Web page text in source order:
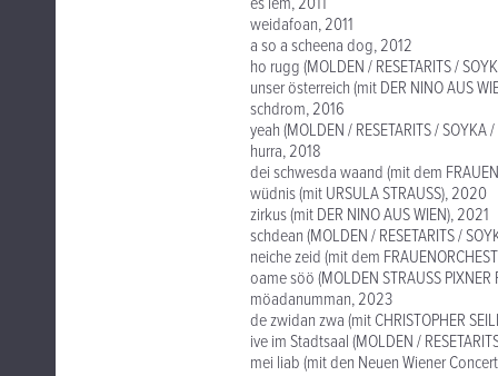
weidafoan, 2011
a so a scheena dog, 2012
ho rugg (MOLDEN / RESETARITS /
unser österreich (mit DER NINO AUS
schdrom, 2016
yeah (MOLDEN / RESETARITS / SOYKA
hurra, 2018
dei schwesda waand (mit dem
wüdnis (mit URSULA STRAUSS), 2020
zirkus (mit DER NINO AUS WIEN), 2021
schdean (MOLDEN / RESETARITS /
neiche zeid (mit dem
oame söö (MOLDEN STRAUSS
möadanumman, 2023
de zwidan zwa (mit CHRISTOPHER
ive im Stadtsaal (MOLDEN /
mei liab (mit den Neuen Wiener